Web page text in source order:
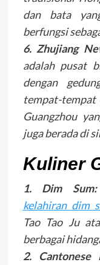
dan bata
berfungsi
6. Zhujiang
adalah pusat
dengan
tempat-tempat
Guangzhou
juga berada di
Kuliner
1. Dim Sum:
kelahiran dim
Tao Tao Ju
berbagai
2. Cantonese